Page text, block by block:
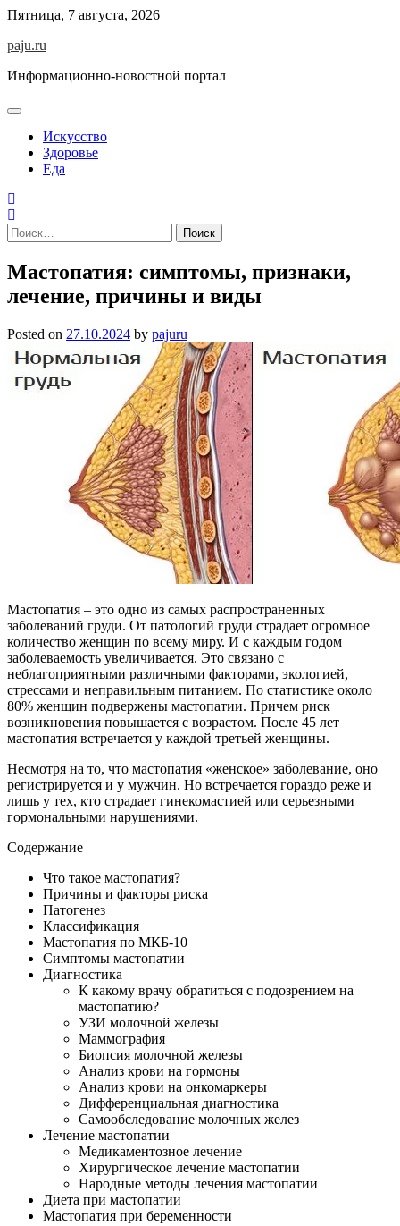
Skip
content
Пятница, 7 августа, 2026
paju.ru
Информационно-новостной портал
Искусство
Здоровье
Еда
Найти:
Мастопатия: симптомы, признаки,
лечение, причины и виды
Posted on 27.10.2024 by pajuru
Мастопатия – это одно из самых распространенных
заболеваний груди. От патологий груди страдает огромное
количество женщин по всему миру. И с каждым годом
заболеваемость увеличивается. Это связано с
неблагоприятными различными факторами, экологией,
стрессами и неправильным питанием. По статистике около
80% женщин подвержены мастопатии. Причем риск
возникновения повышается с возрастом. После 45 лет
мастопатия встречается у каждой третьей женщины.
Несмотря на то, что мастопатия «женское» заболевание, оно
регистрируется и у мужчин. Но встречается гораздо реже и
лишь у тех, кто страдает гинекомастией или серьезными
гормональными нарушениями.
Содержание
Что такое мастопатия?
Причины и факторы риска
Патогенез
Классификация
Мастопатия по МКБ-10
Симптомы мастопатии
Диагностика
К какому врачу обратиться с подозрением на
мастопатию?
УЗИ молочной железы
Маммография
Биопсия молочной железы
Анализ крови на гормоны
Анализ крови на онкомаркеры
Дифференциальная диагностика
Самообследование молочных желез
Лечение мастопатии
Медикаментозное лечение
Хирургическое лечение мастопатии
Народные методы лечения мастопатии
Диета при мастопатии
Мастопатия при беременности